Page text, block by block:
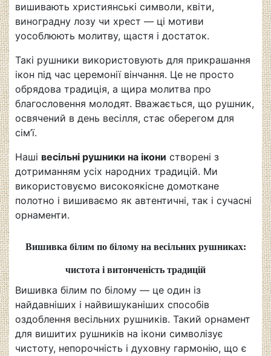
вишивають християнські символи, квіти,
виноградну лозу чи хрест — ці мотиви
уособлюють молитву, щастя і достаток.
Такі рушники використовують для прикрашання
ікон під час церемонії вінчання. Це не просто
обрядова традиція, а щира молитва про
благословення молодят. Вважається, що рушник,
освячений в день весілля, стає оберегом для
сім’ї.
Наші весільні рушники на ікони створені з
дотриманням усіх народних традицій. Ми
використовуємо високоякісне домоткане
полотно і вишиваємо як автентичні, так і сучасні
орнаменти.
Вишивка білим по білому на весільних рушниках:
чистота і витонченість традицій
Вишивка білим по білому — це один із
найдавніших і найвишуканіших способів
оздоблення весільних рушників. Такий орнамент
для вишитих рушників на ікони символізує
чистоту, непорочність і духовну гармонію, що є